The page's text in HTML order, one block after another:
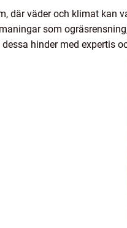
där väder och klimat kan
som
hinder med expertis